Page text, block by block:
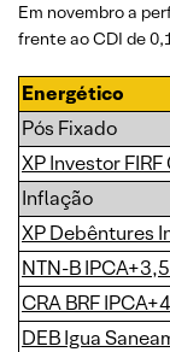
Em novembro a
frente ao CDI de
Energético
Pós Fixado
XP Investor FIRF
Inflação
XP Debêntures
NTN-B
CRA BRF
DEB Igua